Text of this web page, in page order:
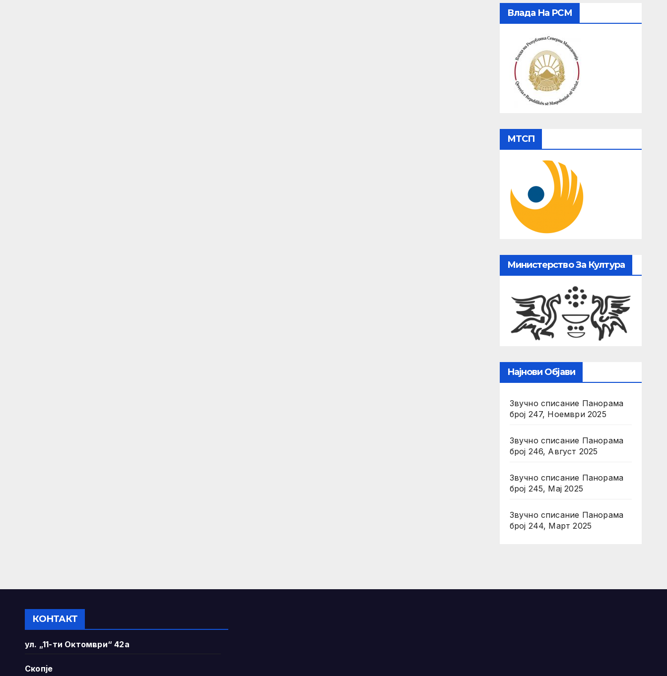
Влада На РСМ
МТСП
Министерство За Култура
Најнови Објави
Звучно списание Панорама
број 247, Ноември 2025
Звучно списание Панорама
број 246, Август 2025
Звучно списание Панорама
број 245, Мај 2025
Звучно списание Панорама
број 244, Март 2025
КОНТАКТ
ул. „11-ти Октомври“ 42а
Скопје